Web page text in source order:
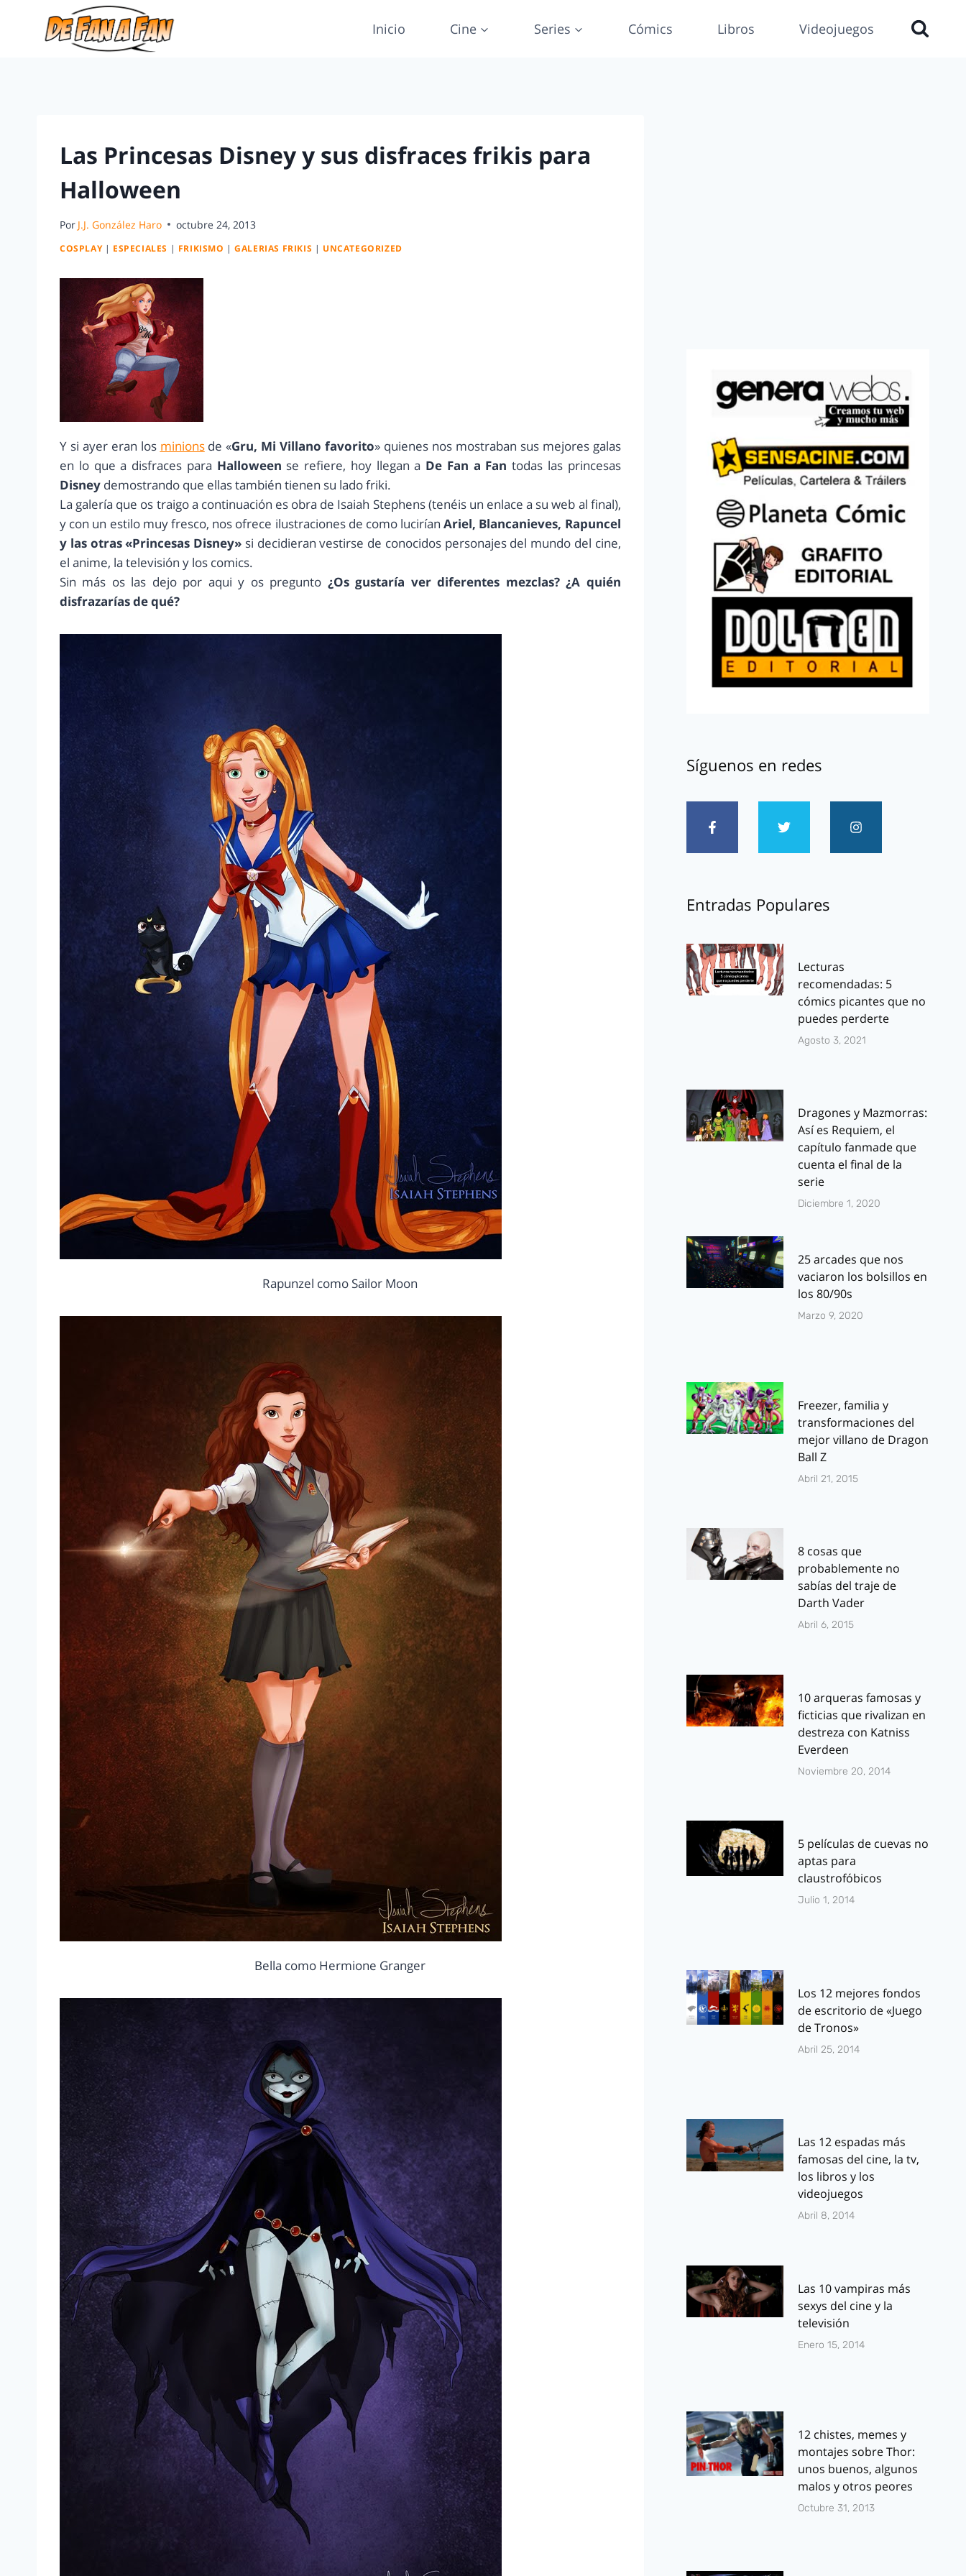
Inicio Cine Series Cómics Libros Videojuegos
Las Princesas Disney y sus disfraces frikis para
Halloween
Por J.J. González Haro octubre 24, 2013
COSPLAY| ESPECIALES | FRIKISMO |GALERIAS FRIKIS | UNCATEGORIZED
Y si ayer eran los minionsde «Gru, Mi Villano favorito» quienes nos mostraban sus mejores galas
en lo que a disfraces para Halloween se refiere, hoy llegan a De Fan a Fan todas las princesas
Disney demostrando que ellas también tienen su lado friki.
La galería que os traigo a continuación es obra de Isaiah Stephens (tenéis un enlace a su web al final),
y con un estilo muy fresco, nos ofrece ilustraciones de como lucirían Ariel, Blancanieves, Rapuncel
y las otras «Princesas Disney» si decidieran vestirse de conocidos personajes del mundo del cine,
el anime, la televisión y los comics.
Sin más os las dejo por aqui y os pregunto ¿Os gustaría ver diferentes mezclas? ¿A quién
disfrazarías de qué?
Rapunzel como Sailor Moon
Bella como Hermione Granger
Síguenos en redes
Entradas Populares
Lecturas
recomendadas: 5
cómics picantes que no
puedes perderte
Agosto 3, 2021
Dragones y Mazmorras:
Así es Requiem, el
capítulo fanmade que
cuenta el final de la
serie
Diciembre 1, 2020
25 arcades que nos
vaciaron los bolsillos en
los 80/90s
Marzo 9, 2020
Freezer, familia y
transformaciones del
mejor villano de Dragon
Ball Z
Abril 21, 2015
8 cosas que
probablemente no
sabías del traje de
Darth Vader
Abril 6, 2015
10 arqueras famosas y
ficticias que rivalizan en
destreza con Katniss
Everdeen
Noviembre 20, 2014
5 películas de cuevas no
aptas para
claustrofóbicos
Julio 1, 2014
Los 12 mejores fondos
de escritorio de «Juego
de Tronos»
Abril 25, 2014
Las 12 espadas más
famosas del cine, la tv,
los libros y los
videojuegos
Abril 8, 2014
Las 10 vampiras más
sexys del cine y la
televisión
Enero 15, 2014
12 chistes, memes y
montajes sobre Thor:
unos buenos, algunos
malos y otros peores
Octubre 31, 2013